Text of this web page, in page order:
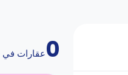
0عقارات في